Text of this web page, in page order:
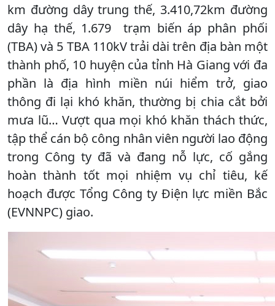
km đường dây trung thế, 3.410,72km đường
dây hạ thế, 1.679 trạm biến áp phân phối
(TBA) và 5 TBA 110kV trải dài trên địa bàn một
thành phố, 10 huyện của tỉnh Hà Giang với đa
phần là địa hình miền núi hiểm trở, giao
thông đi lại khó khăn, thường bị chia cắt bởi
mưa lũ… Vượt qua mọi khó khăn thách thức,
tập thể cán bộ công nhân viên người lao động
trong Công ty đã và đang nỗ lực, cố gắng
hoàn thành tốt mọi nhiệm vụ chỉ tiêu, kế
hoạch được Tổng Công ty Điện lực miền Bắc
(EVNNPC) giao.